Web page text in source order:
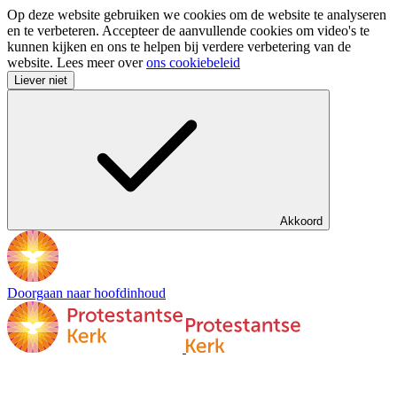
Op deze website gebruiken we cookies om de website te analyseren
en te verbeteren. Accepteer de aanvullende cookies om video's te
kunnen kijken en ons te helpen bij verdere verbetering van de
website. Lees meer overons cookiebeleid
Liever niet
Akkoord
Doorgaan naar hoofdinhoud